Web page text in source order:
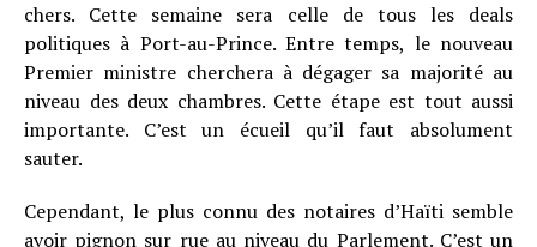
chers. Cette semaine sera celle de tous les deals
politiques à Port-au-Prince. Entre temps, le nouveau
Premier ministre cherchera à dégager sa majorité au
niveau des deux chambres. Cette étape est tout aussi
importante. C’est un écueil qu’il faut absolument
sauter.
Cependant, le plus connu des notaires d’Haïti semble
avoir pignon sur rue au niveau du Parlement. C’est un